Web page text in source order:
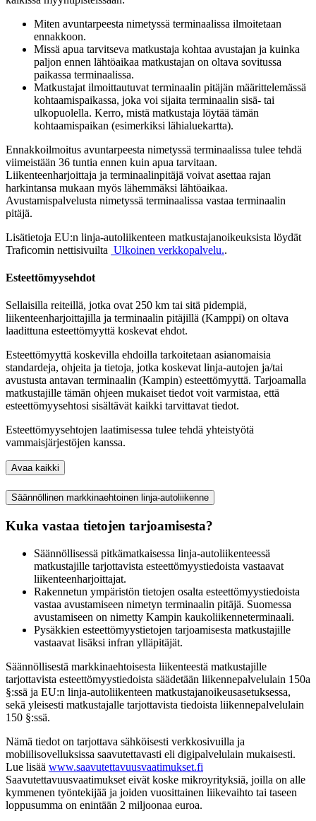
Miten avuntarpeesta nimetyssä terminaalissa ilmoitetaan
ennakkoon.
Missä apua tarvitseva matkustaja kohtaa avustajan ja kuinka
paljon ennen lähtöaikaa matkustajan on oltava sovitussa
paikassa terminaalissa.
Matkustajat ilmoittautuvat terminaalin pitäjän määrittelemässä
kohtaamispaikassa, joka voi sijaita terminaalin sisä- tai
ulkopuolella. Kerro, mistä matkustaja löytää tämän
kohtaamispaikan (esimerkiksi lähialuekartta).
Ennakkoilmoitus avuntarpeesta nimetyssä terminaalissa tulee tehdä
viimeistään 36 tuntia ennen kuin apua tarvitaan.
Liikenteenharjoittaja ja terminaalinpitäjä voivat asettaa rajan
harkintansa mukaan myös lähemmäksi lähtöaikaa.
Avustamispalvelusta nimetyssä terminaalissa vastaa terminaalin
pitäjä.
Lisätietoja EU:n linja-autoliikenteen matkustajanoikeuksista löydät
Traficomin nettisivuilta Ulkoinen verkkopalvelu..
Esteettömyysehdot
Sellaisilla reiteillä, jotka ovat 250 km tai sitä pidempiä,
liikenteenharjoittajilla ja terminaalin pitäjillä (Kamppi) on oltava
laadittuna esteettömyyttä koskevat ehdot.
Esteettömyyttä koskevilla ehdoilla tarkoitetaan asianomaisia
standardeja, ohjeita ja tietoja, jotka koskevat linja-autojen ja/tai
avustusta antavan terminaalin (Kampin) esteettömyyttä. Tarjoamalla
matkustajille tämän ohjeen mukaiset tiedot voit varmistaa, että
esteettömyysehtosi sisältävät kaikki tarvittavat tiedot.
Esteettömyysehtojen laatimisessa tulee tehdä yhteistyötä
vammaisjärjestöjen kanssa.
Avaa kaikki
Säännöllinen markkinaehtoinen linja-autoliikenne
Kuka vastaa tietojen tarjoamisesta?
Säännöllisessä pitkämatkaisessa linja-autoliikenteessä
matkustajille tarjottavista esteettömyystiedoista vastaavat
liikenteenharjoittajat.
Rakennetun ympäristön tietojen osalta esteettömyystiedoista
vastaa avustamiseen nimetyn terminaalin pitäjä. Suomessa
avustamiseen on nimetty Kampin kaukoliikenneterminaali.
Pysäkkien esteettömyystietojen tarjoamisesta matkustajille
vastaavat lisäksi infran ylläpitäjät.
Säännöllisestä markkinaehtoisesta liikenteestä matkustajille
tarjottavista esteettömyystiedoista säädetään liikennepalvelulain 150a
§:ssä ja EU:n linja-autoliikenteen matkustajanoikeusasetuksessa,
sekä yleisesti matkustajalle tarjottavista tiedoista liikennepalvelulain
150 §:ssä.
Nämä tiedot on tarjottava sähköisesti verkkosivuilla ja
mobiilisovelluksissa saavutettavasti eli digipalvelulain mukaisesti.
Lue lisää www.saavutettavuusvaatimukset.fi
Saavutettavuusvaatimukset eivät koske mikroyrityksiä, joilla on alle
kymmenen työntekijää ja joiden vuosittainen liikevaihto tai taseen
loppusumma on enintään 2 miljoonaa euroa.